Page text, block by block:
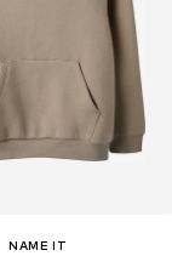
NAME IT